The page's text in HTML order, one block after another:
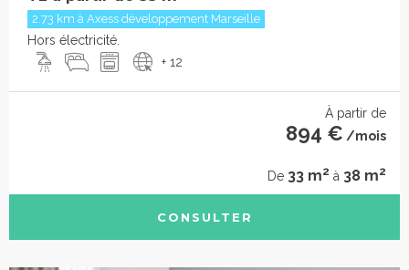
2.73 km à Axess développement Marseille
Hors électricité.
+ 12
À partir de
894 € /mois
De 33 m2 à 38 m2
CONSULTER